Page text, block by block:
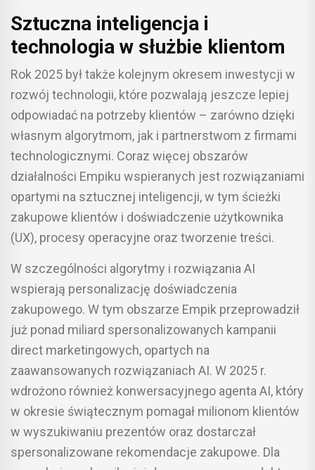
Sztuczna inteligencja i
technologia w służbie klientom
Rok 2025 był także kolejnym okresem inwestycji w
rozwój technologii, które pozwalają jeszcze lepiej
odpowiadać na potrzeby klientów – zarówno dzięki
własnym algorytmom, jak i partnerstwom z firmami
technologicznymi. Coraz więcej obszarów
działalności Empiku wspieranych jest rozwiązaniami
opartymi na sztucznej inteligencji, w tym ścieżki
zakupowe klientów i doświadczenie użytkownika
(UX), procesy operacyjne oraz tworzenie treści.
W szczególności algorytmy i rozwiązania AI
wspierają personalizację doświadczenia
zakupowego. W tym obszarze Empik przeprowadził
już ponad miliard spersonalizowanych kampanii
direct marketingowych, opartych na
zaawansowanych rozwiązaniach AI. W 2025 r.
wdrożono również konwersacyjnego agenta AI, który
w okresie świątecznym pomagał milionom klientów
w wyszukiwaniu prezentów oraz dostarczał
spersonalizowane rekomendacje zakupowe. Dla